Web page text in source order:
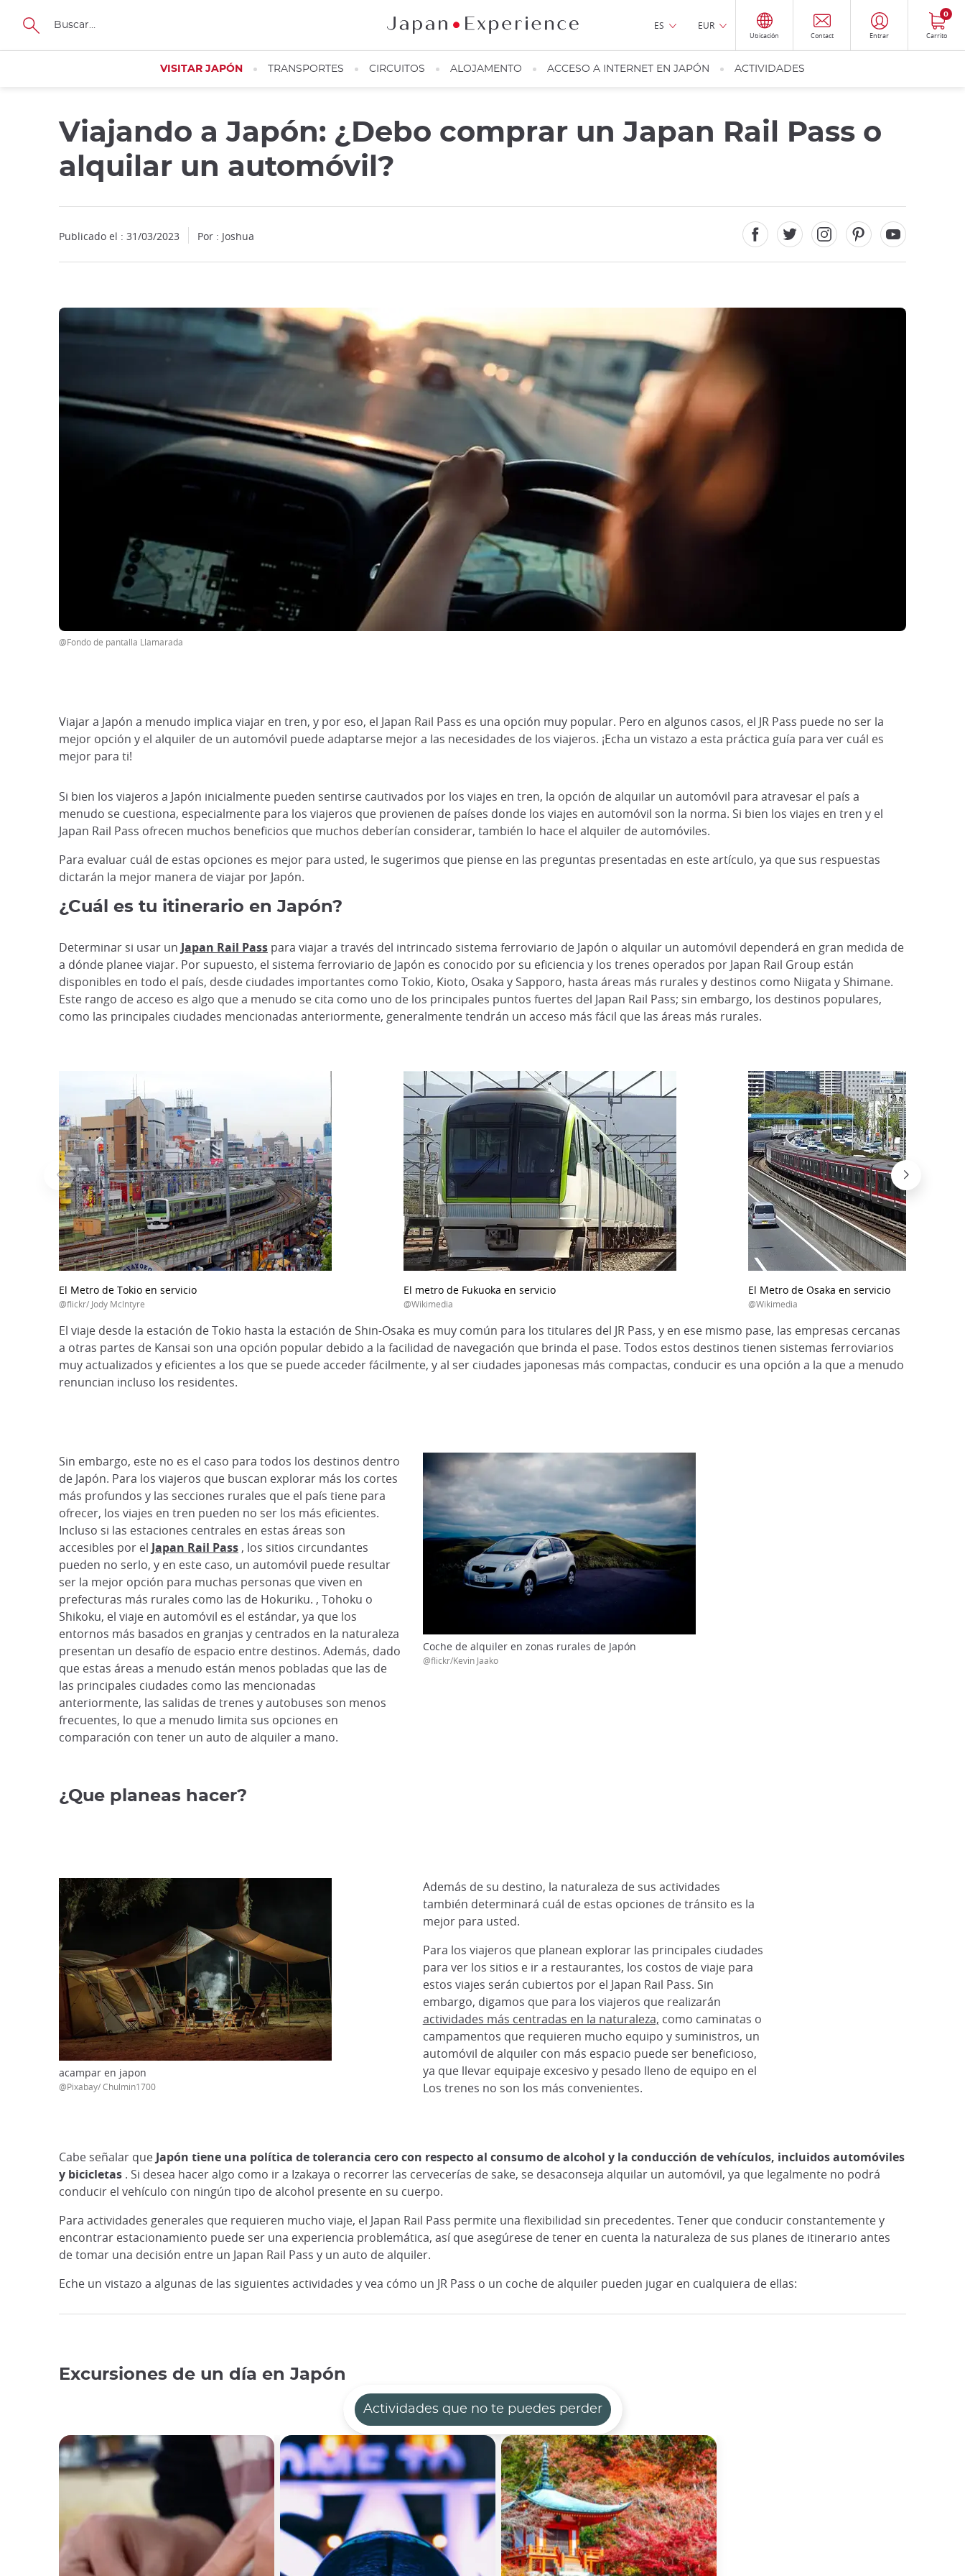
Tamaño
ES EUR
Ubicación Contact Entrar Carrito
0
VISITAR JAPÓN TRANSPORTES CIRCUITOS ALOJAMENTO ACCESO A INTERNET EN JAPÓN ACTIVIDADES
Viajando a Japón: ¿Debo comprar un Japan Rail Pass o
alquilar un automóvil?
Publicado el : 31/03/2023 Por : Joshua
@Fondo de pantalla Llamarada
Viajar a Japón a menudo implica viajar en tren, y por eso, el Japan Rail Pass es una opción muy popular. Pero en algunos casos, el JR Pass puede no ser la
mejor opción y el alquiler de un automóvil puede adaptarse mejor a las necesidades de los viajeros. ¡Echa un vistazo a esta práctica guía para ver cuál es
mejor para ti!
Si bien los viajeros a Japón inicialmente pueden sentirse cautivados por los viajes en tren, la opción de alquilar un automóvil para atravesar el país a
menudo se cuestiona, especialmente para los viajeros que provienen de países donde los viajes en automóvil son la norma. Si bien los viajes en tren y el
Japan Rail Pass ofrecen muchos beneficios que muchos deberían considerar, también lo hace el alquiler de automóviles.
Para evaluar cuál de estas opciones es mejor para usted, le sugerimos que piense en las preguntas presentadas en este artículo, ya que sus respuestas
dictarán la mejor manera de viajar por Japón.
¿Cuál es tu itinerario en Japón?
Determinar si usar un Japan Rail Pass para viajar a través del intrincado sistema ferroviario de Japón o alquilar un automóvil dependerá en gran medida de
a dónde planee viajar. Por supuesto, el sistema ferroviario de Japón es conocido por su eficiencia y los trenes operados por Japan Rail Group están
disponibles en todo el país, desde ciudades importantes como Tokio, Kioto, Osaka y Sapporo, hasta áreas más rurales y destinos como Niigata y Shimane.
Este rango de acceso es algo que a menudo se cita como uno de los principales puntos fuertes del Japan Rail Pass; sin embargo, los destinos populares,
como las principales ciudades mencionadas anteriormente, generalmente tendrán un acceso más fácil que las áreas más rurales.
El Metro de Tokio en servicio
@flickr/ Jody Mclntyre
El metro de Fukuoka en servicio
@Wikimedia
El Metro de Osaka en servicio
@Wikimedia
El viaje desde la estación de Tokio hasta la estación de Shin-Osaka es muy común para los titulares del JR Pass, y en ese mismo pase, las empresas cercanas
a otras partes de Kansai son una opción popular debido a la facilidad de navegación que brinda el pase. Todos estos destinos tienen sistemas ferroviarios
muy actualizados y eficientes a los que se puede acceder fácilmente, y al ser ciudades japonesas más compactas, conducir es una opción a la que a menudo
renuncian incluso los residentes.
Sin embargo, este no es el caso para todos los destinos dentro
de Japón. Para los viajeros que buscan explorar más los cortes
más profundos y las secciones rurales que el país tiene para
ofrecer, los viajes en tren pueden no ser los más eficientes.
Incluso si las estaciones centrales en estas áreas son
accesibles por el Japan Rail Pass , los sitios circundantes
pueden no serlo, y en este caso, un automóvil puede resultar
ser la mejor opción para muchas personas que viven en
prefecturas más rurales como las de Hokuriku. , Tohoku o
Shikoku, el viaje en automóvil es el estándar, ya que los
entornos más basados en granjas y centrados en la naturaleza
presentan un desafío de espacio entre destinos. Además, dado
que estas áreas a menudo están menos pobladas que las de
las principales ciudades como las mencionadas
anteriormente, las salidas de trenes y autobuses son menos
frecuentes, lo que a menudo limita sus opciones en
comparación con tener un auto de alquiler a mano.
Coche de alquiler en zonas rurales de Japón
@flickr/Kevin Jaako
¿Que planeas hacer?
Además de su destino, la naturaleza de sus actividades
también determinará cuál de estas opciones de tránsito es la
mejor para usted.
Para los viajeros que planean explorar las principales ciudades
para ver los sitios e ir a restaurantes, los costos de viaje para
estos viajes serán cubiertos por el Japan Rail Pass. Sin
embargo, digamos que para los viajeros que realizarán
actividades más centradas en la naturaleza, como caminatas o
campamentos que requieren mucho equipo y suministros, un
automóvil de alquiler con más espacio puede ser beneficioso,
ya que llevar equipaje excesivo y pesado lleno de equipo en el
Los trenes no son los más convenientes.
acampar en japon
@Pixabay/ Chulmin1700
Cabe señalar que Japón tiene una política de tolerancia cero con respecto al consumo de alcohol y la conducción de vehículos, incluidos automóviles
y bicicletas . Si desea hacer algo como ir a Izakaya o recorrer las cervecerías de sake, se desaconseja alquilar un automóvil, ya que legalmente no podrá
conducir el vehículo con ningún tipo de alcohol presente en su cuerpo.
Para actividades generales que requieren mucho viaje, el Japan Rail Pass permite una flexibilidad sin precedentes. Tener que conducir constantemente y
encontrar estacionamiento puede ser una experiencia problemática, así que asegúrese de tener en cuenta la naturaleza de sus planes de itinerario antes
de tomar una decisión entre un Japan Rail Pass y un auto de alquiler.
Eche un vistazo a algunas de las siguientes actividades y vea cómo un JR Pass o un coche de alquiler pueden jugar en cualquiera de ellas:
Excursiones de un día en Japón
Actividades que no te puedes perder